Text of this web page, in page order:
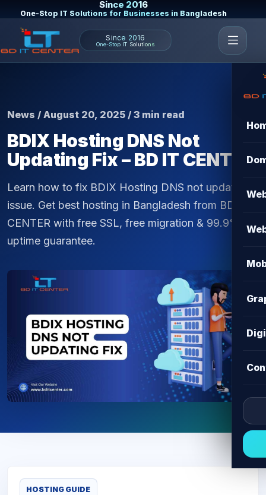
Since 2016
One-Stop IT Solutions for Businesses in Bangladesh
Since 2016
One-Stop IT Solutions
News / August 20, 2025 / 3 min read
BDIX Hosting DNS Not
Updating Fix – BD IT CENTER
Learn how to fix BDIX Hosting DNS not updating
issue. Get best hosting in Bangladesh from BD IT
CENTER with free SSL, free migration & 99.9%
uptime guarantee.
HOSTING GUIDE